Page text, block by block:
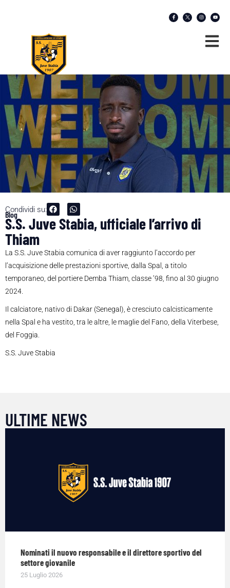
Condividi su:
Blog
S.S. Juve Stabia, ufficiale l’arrivo di
Thiam
La S.S. Juve Stabia comunica di aver raggiunto l’accordo per
l’acquisizione delle prestazioni sportive, dalla Spal, a titolo
temporaneo, del portiere Demba Thiam, classe ’98, fino al 30 giugno
2024.
Il calciatore, nativo di Dakar (Senegal), è cresciuto calcisticamente
nella Spal e ha vestito, tra le altre, le maglie del Fano, della Viterbese,
del Foggia.
S.S. Juve Stabia
ULTIME NEWS
Nominati il nuovo responsabile e il direttore sportivo del
settore giovanile
25 Luglio 2026